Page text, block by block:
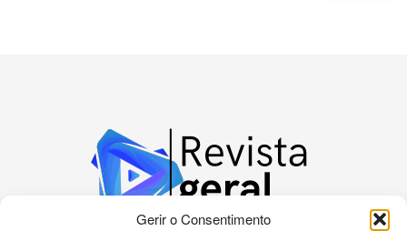
Gerir o Consentimento